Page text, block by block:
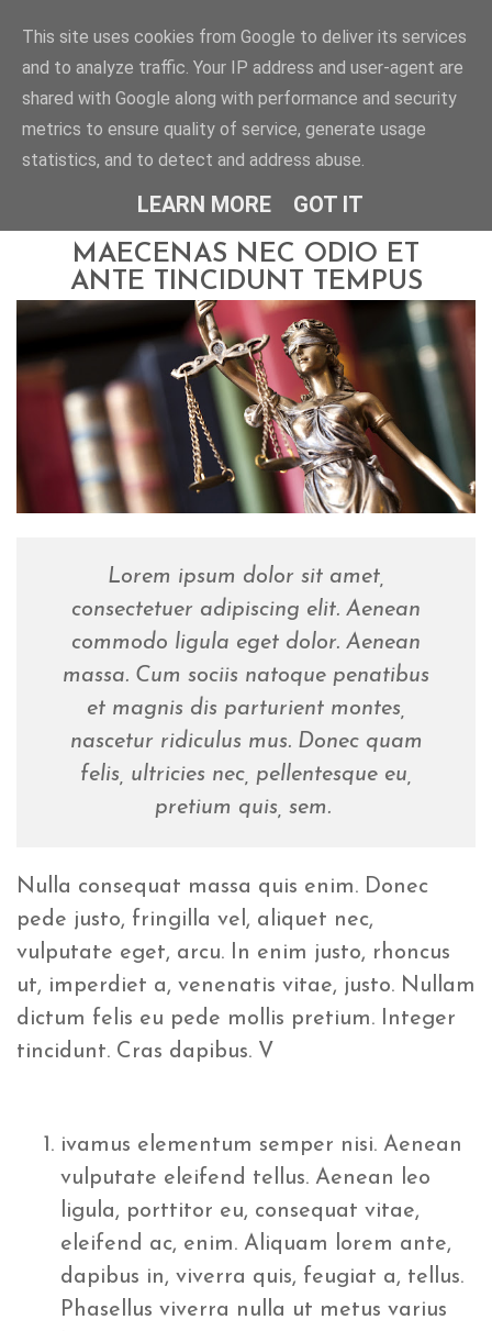
KANCELARIA ADWOKACKA
ALEKSANDRA SIKORA-BENEŚ
18.02.2016
MAECENAS NEC ODIO ET
ANTE TINCIDUNT TEMPUS
Lorem ipsum dolor sit amet,
consectetuer adipiscing elit. Aenean
commodo ligula eget dolor. Aenean
massa. Cum sociis natoque penatibus
et magnis dis parturient montes,
nascetur ridiculus mus. Donec quam
felis, ultricies nec, pellentesque eu,
pretium quis, sem.
Nulla consequat massa quis enim. Donec
pede justo, fringilla vel, aliquet nec,
vulputate eget, arcu. In enim justo, rhoncus
ut, imperdiet a, venenatis vitae, justo. Nullam
dictum felis eu pede mollis pretium. Integer
tincidunt. Cras dapibus. V
ivamus elementum semper nisi. Aenean
vulputate eleifend tellus. Aenean leo
ligula, porttitor eu, consequat vitae,
eleifend ac, enim. Aliquam lorem ante,
dapibus in, viverra quis, feugiat a, tellus.
Phasellus viverra nulla ut metus varius
This site uses cookies from Google to deliver its services
and to analyze traffic. Your IP address and user-agent are
shared with Google along with performance and security
metrics to ensure quality of service, generate usage
statistics, and to detect and address abuse.
LEARN MORE GOT IT